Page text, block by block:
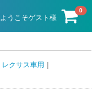
ようこそゲスト様
0
レクサス車用